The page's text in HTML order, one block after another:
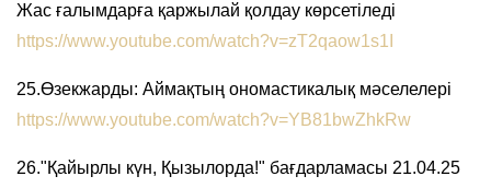
Жас ғалымдарға қаржылай қолдау көрсетіледі
https://www.youtube.com/watch?v=zT2qaow1s1I
25.Өзекжарды: Аймақтың ономастикалық мәселелері
https://www.youtube.com/watch?v=YB81bwZhkRw
26."Қайырлы күн, Қызылорда!" бағдарламасы 21.04.25